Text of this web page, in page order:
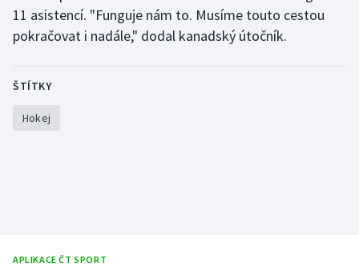
11 asistencí. "Funguje nám to. Musíme touto cestou
pokračovat i nadále," dodal kanadský útočník.
ŠTÍTKY
Hokej
APLIKACE ČT SPORT